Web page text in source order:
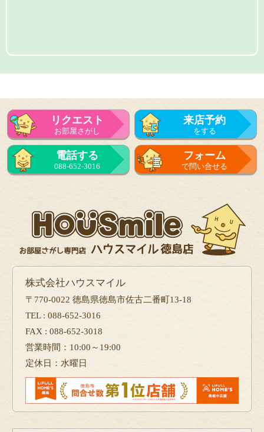
リクエスト
お部屋さがし
来店予約
をする
電話する
088-652-3016
フォーム
で問い合せる
株式会社ハウスマイル
〒770-0022 徳島県徳島市佐古二番町13-18
TEL : 088-652-3016
FAX : 088-652-3018
営業時間：10:00～19:00
定休日：水曜日